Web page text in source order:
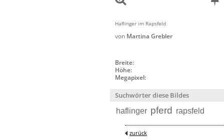
Haflinger im Rapsfeld
von Martina Grebler
Breite:
Höhe:
Megapixel:
Suchwörter diese Bildes
haflinger pferd rapsfeld
zurück